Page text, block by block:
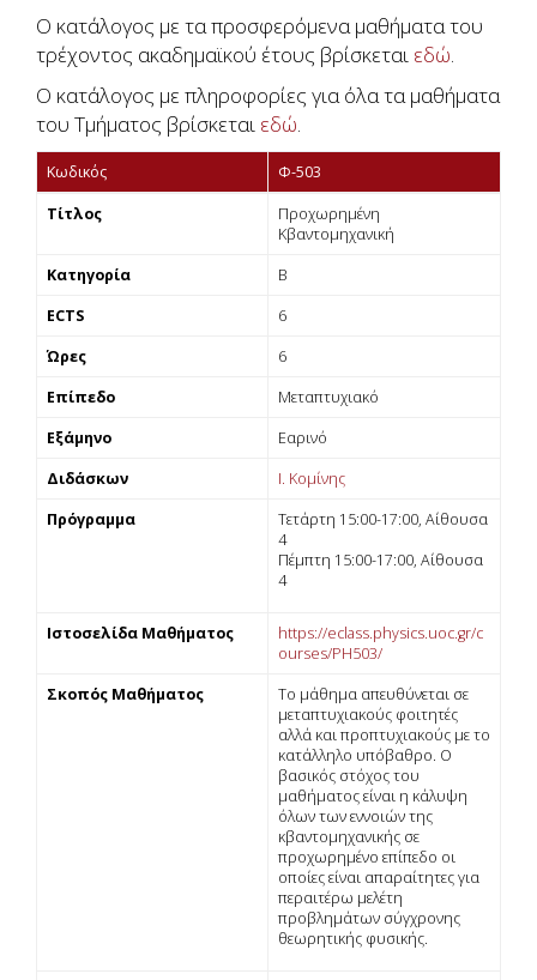
Ο κατάλογος με τα προσφερόμενα μαθήματα του
τρέχοντος ακαδημαϊκού έτους βρίσκεται εδώ.
Ο κατάλογος με πληροφορίες για όλα τα μαθήματα
του Τμήματος βρίσκεται εδώ.
Κωδικός Φ-503
Τίτλος
Προχωρημένη
Κβαντομηχανική
Κατηγορία
Β
ECTS
6
Ώρες
6
Επίπεδο
Μεταπτυχιακό
Εξάμηνο
Εαρινό
Διδάσκων
Ι. Κομίνης
Πρόγραμμα
Τετάρτη 15:00-17:00, Αίθουσα
4
Πέμπτη 15:00-17:00, Αίθουσα
4
Ιστοσελίδα Μαθήματος
https://eclass.physics.uoc.gr/c
ourses/PH503/
Σκοπός Μαθήματος
Tο µάθηµα απευθύνεται σε
µεταπτυχιακούς φοιτητές
αλλά και προπτυχιακούς µε το
κατάλληλο υπόβαθρο. O
βασικός στόχος του
µαθήµατος είναι η κάλυψη
όλων των εννοιών της
κβαντοµηχανικής σε
προχωρηµένο επίπεδο οι
οποίες είναι απαραίτητες για
περαιτέρω µελέτη
προβληµάτων σύγχρονης
θεωρητικής φυσικής.